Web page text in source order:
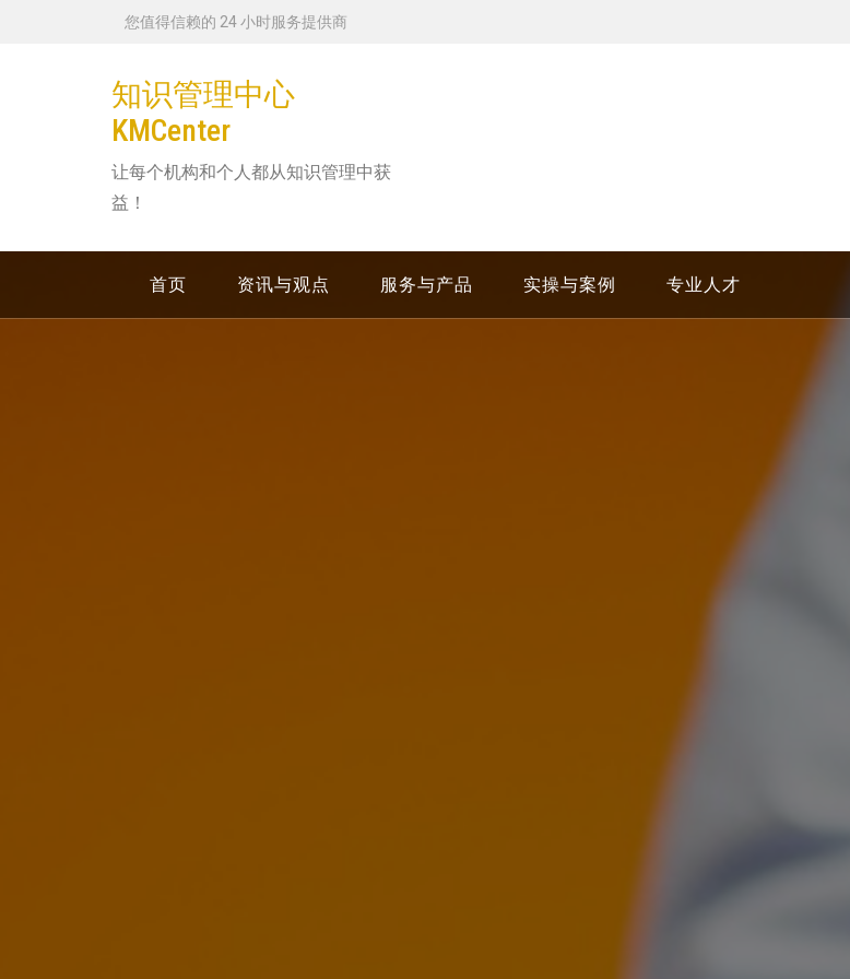
您值得信赖的 24 小时服务提供商
知识管理中心
KMCenter
让每个机构和个人都从知识管理中获
益！
首页 资讯与观点 服务与产品 实操与案例 专业人才